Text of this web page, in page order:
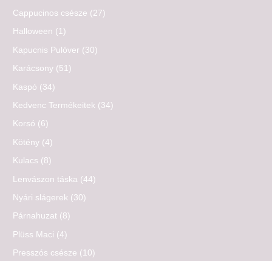
Cappucinos csésze (27)
Halloween (1)
Kapucnis Pulóver (30)
Karácsony (51)
Kaspó (34)
Kedvenc Termékeitek (34)
Korsó (6)
Kötény (4)
Kulacs (8)
Lenvászon táska (44)
Nyári slágerek (30)
Párnahuzat (8)
Plüss Maci (4)
Presszós csésze (10)